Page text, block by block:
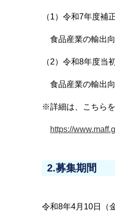
（1）令和7年度補
食品産業の輸出
（2）令和8年度当
食品産業の輸出
※詳細は、こちらを
https://
2.募集期間
令和8年4月10日（